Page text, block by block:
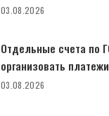
03.08.2026
Отдельные счета по
организовать
03.08.2026